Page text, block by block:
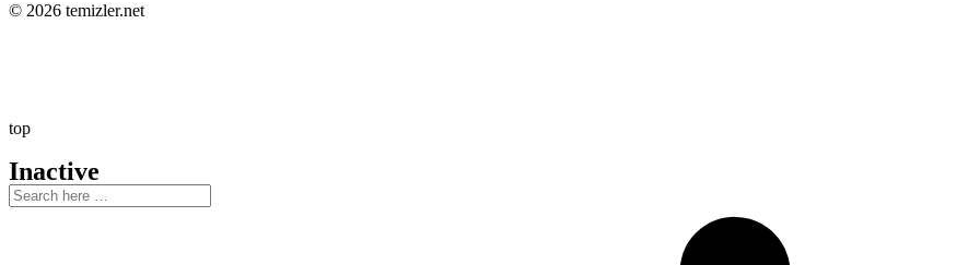
© 2026 temizler.net
top
Inactive